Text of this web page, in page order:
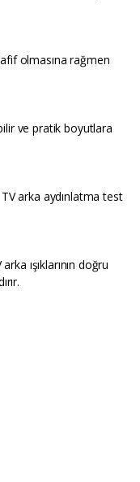
olmasına rağmen
ve pratik boyutlara
arka aydınlatma test
ışıklarının doğru